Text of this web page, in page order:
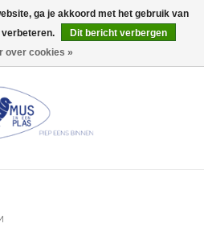
0 Artikelen - €0,00
ga je akkoord met het gebruik van
Dit bericht verbergen
over cookies »
gesloten op Do 13/08